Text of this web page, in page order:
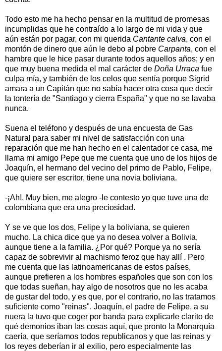
Todo esto me ha hecho pensar en la multitud de promesas
incumplidas que he contraído a lo largo de mi vida y que
aún están por pagar, con mi querida Cantante calva, con el
montón de dinero que aún le debo al pobre Carpanta, con el
hambre que le hice pasar durante todos aquellos años; y en
que muy buena medida el mal carácter de Doña Urraca fue
culpa mía, y también de los celos que sentía porque Sigrid
amara a un Capitán que no sabía hacer otra cosa que decir
la tontería de "Santiago y cierra España" y que no se lavaba
nunca.
Suena el teléfono y después de una encuesta de Gas
Natural para saber mi nivel de satisfacción con una
reparación que me han hecho en el calentador ce casa, me
llama mi amigo Pepe que me cuenta que uno de los hijos de
Joaquín, el hermano del vecino del primo de Pablo, Felipe,
que quiere ser escritor, tiene una novia boliviana.
-¡Ah!, Muy bien, me alegro -le contesto yo que tuve una de
colombiana que era una preciosidad.
Y se ve que los dos, Felipe y la boliviana, se quieren
mucho. La chica dice que ya no desea volver a Bolivia,
aunque tiene a la familia. ¿Por qué? Porque ya no sería
capaz de sobrevivir al machismo feroz que hay allí . Pero
me cuenta que las latinoamericanas de estos países,
aunque prefieren a los hombres españoles que son con los
que todas sueñan, hay algo de nosotros que no les acaba
de gustar del todo, y es que, por el contrario, no las tratamos
suficiente como "reinas". Joaquín, el padre de Felipe, a su
nuera la tuvo que coger por banda para explicarle clarito de
qué demonios iban las cosas aquí, que pronto la Monarquía
caería, que seríamos todos republicanos y que las reinas y
los reyes deberían ir al exilio, pero especialmente las